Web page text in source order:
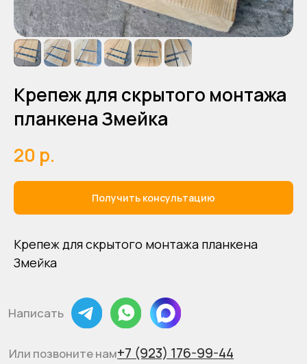
Крепеж для скрытого монтажа
планкена Змейка
20 р.
Получить консультацию
Крепеж для скрытого монтажа планкена
Змейка
Написать
Или позвоните нам+7 (923) 176-99-44